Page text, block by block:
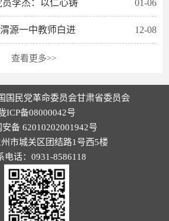
李杰：以仁心铸 01-06
源一中教师白进 12-08
查看更多>>
国民党革命委员会甘肃省委员会
陇ICP备08000042号
备 62010202001942号
市城关区团结路1号西5楼
电话：0931-8586118